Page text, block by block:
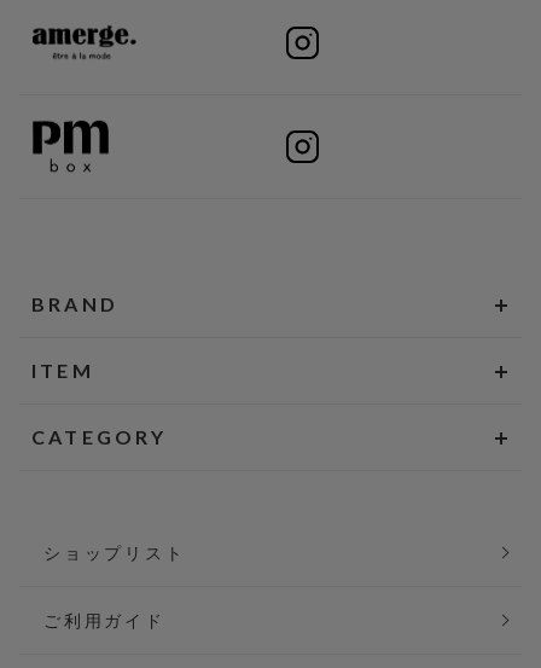
BRAND
ITEM
CATEGORY
ショップリスト
ご利用ガイド